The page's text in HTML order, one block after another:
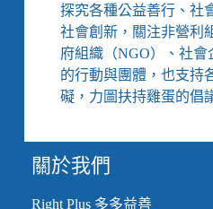
探究各種公益善行、社
社會創新，關注非營利
府組織（NGO）、社
的行動與團體，也支持
礙，力圖扶持雞蛋的倡
關於我們
Right Plus 多多益善